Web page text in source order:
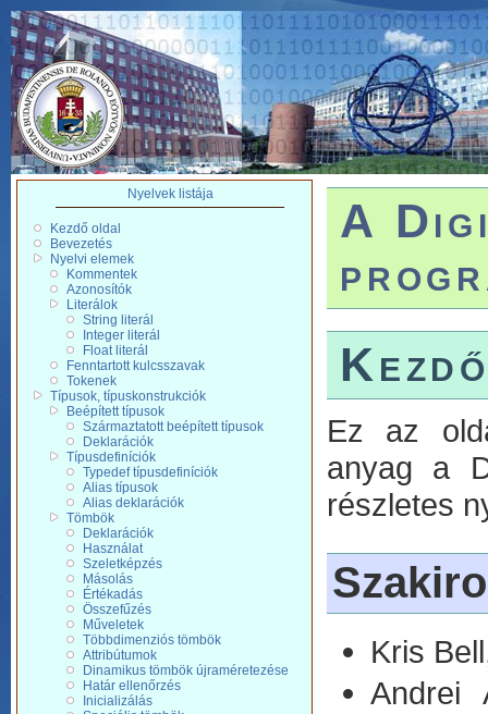
Nyelvek listája
Kezdő oldal
Bevezetés
Nyelvi elemek
Kommentek
Azonosítók
Literálok
String literál
Integer literál
Float literál
Fenntartott kulcsszavak
Tokenek
Típusok, típuskonstrukciók
Beépített típusok
Származtatott beépített típusok
Deklarációk
Típusdefiníciók
Typedef típusdefiníciók
Alias tí­pusok
Alias deklarációk
Tömbök
Deklarációk
Használat
Szeletképzés
Másolás
Értékadás
Összefűzés
Műveletek
Többdimenziós tömbök
Attribútumok
Dinamikus tömbök újraméretezése
Határ ellenőrzés
Inicializálás
A
Ez az
anyag a
részletes
Kris
Andrei